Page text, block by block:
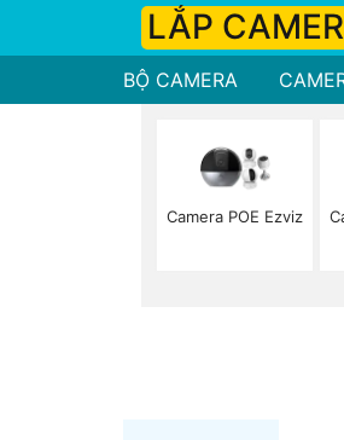
LẮP
BỘ CAMERA
Camera POE Ezviz